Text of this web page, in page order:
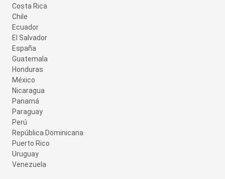
Costa Rica
Chile
Ecuador
El Salvador
España
Guatemala
Honduras
México
Nicaragua
Panamá
Paraguay
Perú
República Dominicana
Puerto Rico
Uruguay
Venezuela